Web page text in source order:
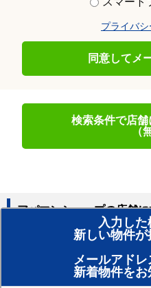
プライバ
同意してメ
検索条件で店
（
入力し
新しい物件が
メールアド
新着物件をお
アパマンショップの店舗
賃貸のプロがお部屋探し！
おまかせ物件リクエスト